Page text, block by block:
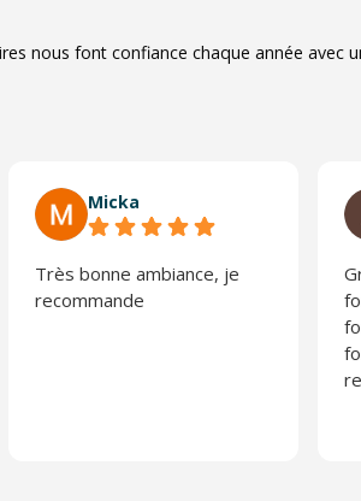
nous font confiance chaque année avec
Micka
Très bonne ambiance, je
recommande